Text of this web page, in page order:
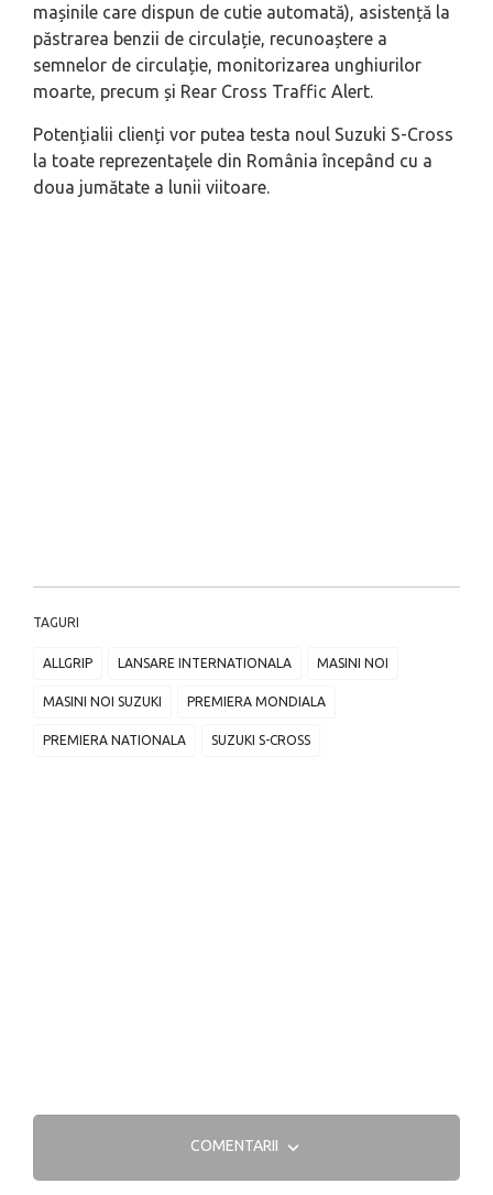
mașinile care dispun de cutie automată), asistență la
păstrarea benzii de circulație, recunoaștere a
semnelor de circulație, monitorizarea unghiurilor
moarte, precum și Rear Cross Traffic Alert.
Potențialii clienți vor putea testa noul Suzuki S-Cross
la toate reprezentațele din România începând cu a
doua jumătate a lunii viitoare.
TAGURI
ALLGRIP LANSARE INTERNATIONALA MASINI NOI
MASINI NOI SUZUKI PREMIERA MONDIALA
PREMIERA NATIONALA SUZUKI S-CROSS
COMENTARII